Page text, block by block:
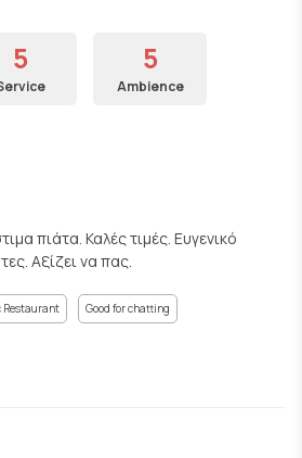
5 5
Ambience
πιάτα. Καλές τιμές. Ευγενικό
Αξίζει να πας.
Restaurant Good for chatting